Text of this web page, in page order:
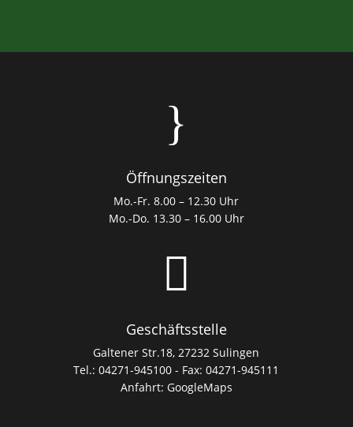
}
Öffnungszeiten
Mo.-Fr. 8.00 – 12.30 Uhr
Mo.-Do. 13.30 – 16.00 Uhr

Geschäftsstelle
Galtener Str.18, 27232 Sulingen
Tel.: 04271-945100 - Fax: 04271-945111
Anfahrt: GoogleMaps